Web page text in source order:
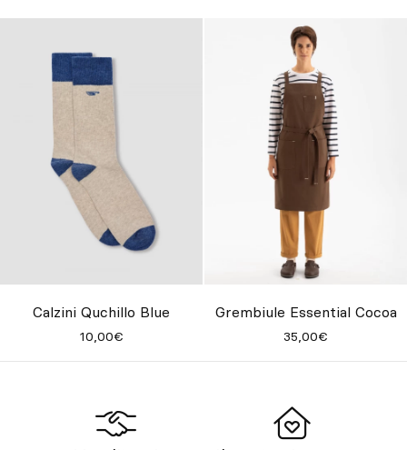
Calzini Quchillo Blue
10,00€
Grembiule Essential Cocoa
35,00€